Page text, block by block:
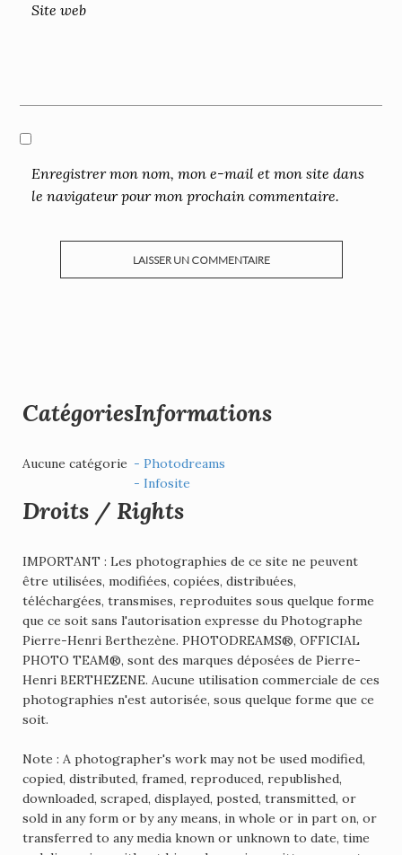
Site web
Enregistrer mon nom, mon e-mail et mon site dans
le navigateur pour mon prochain commentaire.
Catégories
Aucune catégorie
Informations
- Photodreams
- Infosite
Droits / Rights
IMPORTANT : Les photographies de ce site ne peuvent
être utilisées, modifiées, copiées, distribuées,
téléchargées, transmises, reproduites sous quelque forme
que ce soit sans l'autorisation expresse du Photographe
Pierre-Henri Berthezène. PHOTODREAMS®, OFFICIAL
PHOTO TEAM®, sont des marques déposées de Pierre-
Henri BERTHEZENE. Aucune utilisation commerciale de ces
photographies n'est autorisée, sous quelque forme que ce
soit.
Note : A photographer's work may not be used modified,
copied, distributed, framed, reproduced, republished,
downloaded, scraped, displayed, posted, transmitted, or
sold in any form or by any means, in whole or in part on, or
transferred to any media known or unknown to date, time